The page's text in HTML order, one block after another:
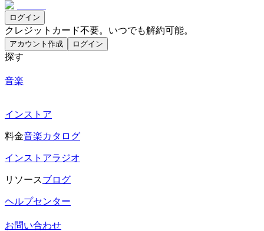
ログイン
クレジットカード不要。いつでも解約可能。
アカウント作成 ログイン
探す
音楽
インストア
料金音楽カタログ
インストアラジオ
リソースブログ
ヘルプセンター
お問い合わせ